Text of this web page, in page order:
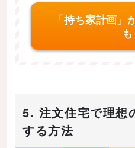
「持ち家計画」
5. 注文住宅で理想
する方法